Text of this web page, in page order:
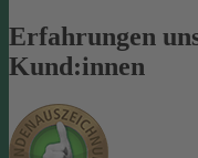
Erfahrungen
Kund:innen